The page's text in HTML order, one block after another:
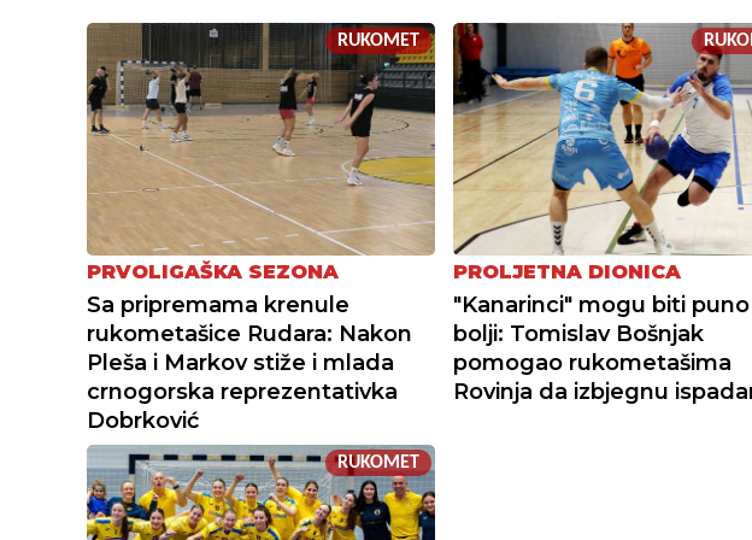
RUKOMET
PRVOLIGAŠKA SEZONA
Sa pripremama krenule
rukometašice Rudara: Nakon
Pleša i Markov stiže i mlada
crnogorska reprezentativka
Dobrković
PROLJETNA DIONICA
"Kanarinci" mogu biti puno
bolji: Tomislav Bošnjak
pomogao rukometašima
Rovinja da izbjegnu
RUKOMET